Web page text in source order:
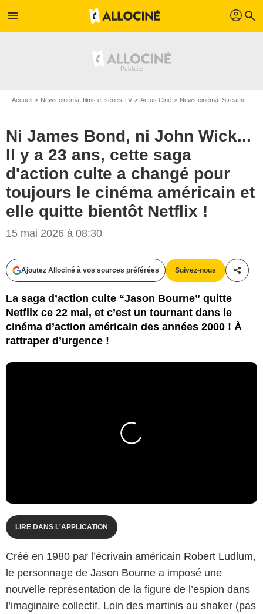
menu profil search
Accueil News cinéma, films et séries TV Actus Ciné News cinéma: Streaming
Ni James Bond, ni John Wick...
Il y a 23 ans, cette saga
d'action culte a changé pour
toujours le cinéma américain et
elle quitte bientôt Netflix !
15 mai 2026 à 08:30
Ajoutez Allociné à vos sources préférées Suivez-nous
La saga d’action culte “Jason Bourne” quitte
Netflix ce 22 mai, et c’est un tournant dans le
cinéma d’action américain des années 2000 ! À
rattraper d’urgence !
LIRE DANS L'APPLICATION
Créé en 1980 par l’écrivain américain Robert Ludlum,
le personnage de Jason Bourne a imposé une
nouvelle représentation de la figure de l’espion dans
l’imaginaire collectif. Loin des martinis au shaker (pas